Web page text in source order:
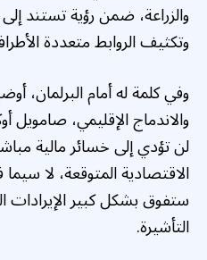
والزراعة، ضمن رؤية تستند
وتكثيف الروابط متعددة
وفي كلمة له أمام البرلمان،
والاندماج الإقليمي، صامويل
لن تؤدي إلى خسائر مالية
الاقتصادية المتوقعة، لا
ستفوق بشكل كبير الإيرادات
التأشيرة.